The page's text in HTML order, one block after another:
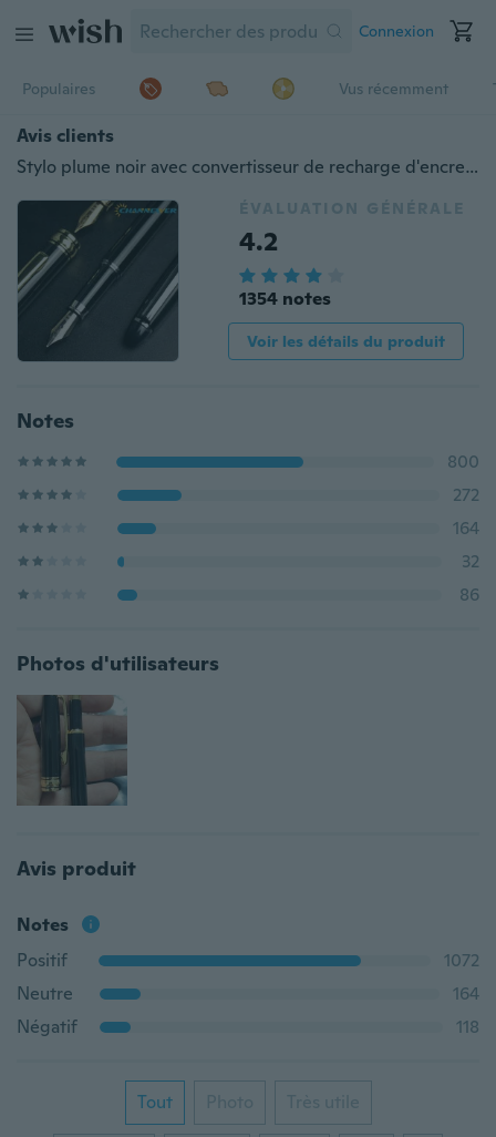
Connexion
Populaires Vus récemment
Avis clients
Stylo plume noir avec convertisseur de recharge d'encre, stylos plume classiques en métal stylos de calligraphie pour l'écriture, le dessin, le journal exécutif Channewer, stylos cadeaux d'affaires pour hommes, femmes, école, bureau, plumes moyennes de 0,5 mm 1PC
ÉVALUATION GÉNÉRALE
4.2
1354 notes
Voir les détails du produit
Notes
800
272
164
32
86
Photos d'utilisateurs
Avis produit
Notes
Positif
1072
Neutre
164
Négatif
118
Tout Photo Très utile